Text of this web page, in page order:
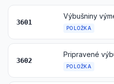
3601
Výbušniny
POLOŽKA
3602
POLOŽKA